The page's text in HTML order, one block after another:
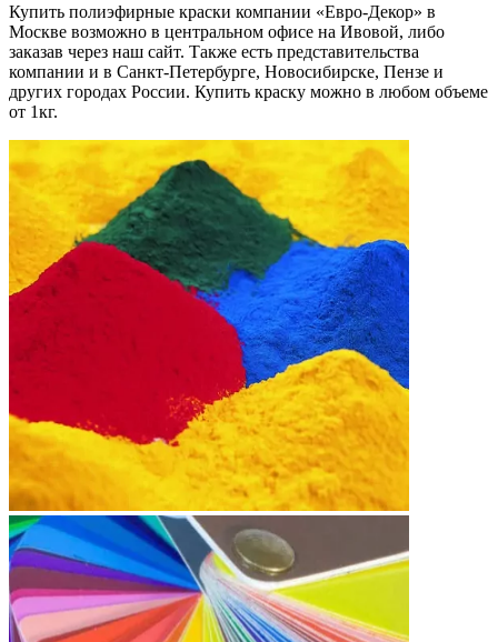
Купить полиэфирные краски компании «Евро-Декор» в
Москве возможно в центральном офисе на Ивовой, либо
заказав через наш сайт. Также есть представительства
компании и в Санкт-Петербурге, Новосибирске, Пензе и
других городах России. Купить краску можно в любом объеме
от 1кг.